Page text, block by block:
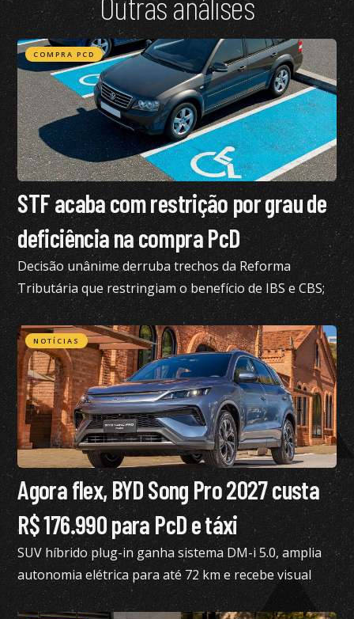
COMPRA PCD
STF acaba com restrição por grau de
deficiência na compra PcD
Decisão unânime derruba trechos da Reforma
Tributária que restringiam o benefício de IBS e CBS;
confira todos os detalhes
NOTÍCIAS
Agora flex, BYD Song Pro 2027 custa
R$ 176.990 para PcD e táxi
SUV híbrido plug-in ganha sistema DM-i 5.0, amplia
autonomia elétrica para até 72 km e recebe visual
renovado